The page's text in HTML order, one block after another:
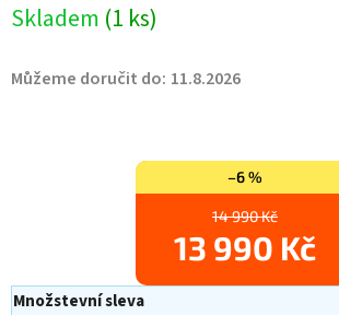
14 990 Kč
–6 %
13 990 Kč
Skladem (1 ks)
Můžeme doručit do: 11.8.2026
Množstevní sleva